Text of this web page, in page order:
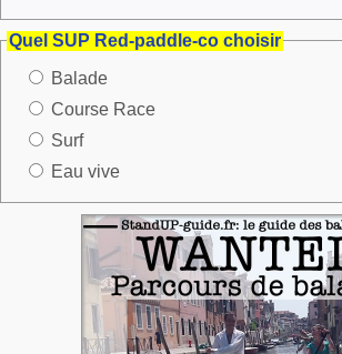
Quel SUP Red-paddle-co choisir
Balade
Course Race
Surf
Eau vive